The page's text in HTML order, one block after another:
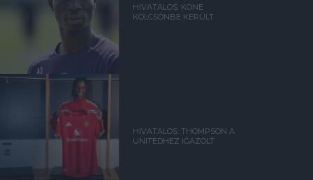
HIVATALOS: KONE
KÖLCSÖNBE KERÜLT
HIVATALOS: THOMPSON A
UNITEDHEZ IGAZOLT